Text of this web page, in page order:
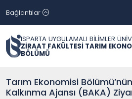
Bağlantılar
ISPARTA UYGULAMALI BİLİMLER
ZİRAAT FAKÜLTESİ TARIM
BÖLÜMÜ
Tarım Ekonomisi
Kalkınma Ajansı (BAKA)